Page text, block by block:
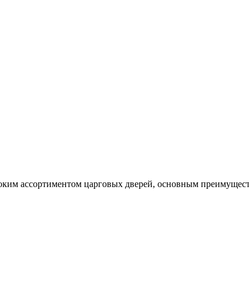
ассортиментом царговых дверей, основным